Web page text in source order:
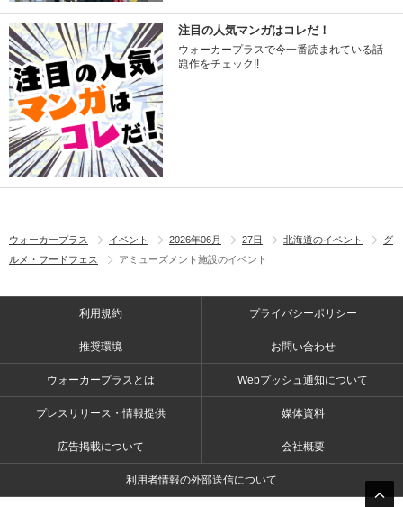
注目の人気マンガはコレだ！
ウォーカープラスで今一番読まれている話
題作をチェック!!
ウォーカープラス イベント 2026年06月 27日 北海道のイベント
グ
ルメ・フードフェス
アミューズメント施設のイベント
利用規約 プライバシーポリシー
推奨環境 お問い合わせ
ウォーカープラスとは Webプッシュ通知について
プレスリリース・情報提供 媒体資料
広告掲載について 会社概要
利用者情報の外部送信について